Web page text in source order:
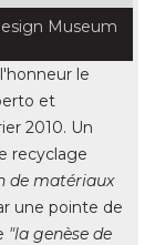
Museum
le
et
2010. Un
recyclage
de matériaux
une pointe de
"la genèse de